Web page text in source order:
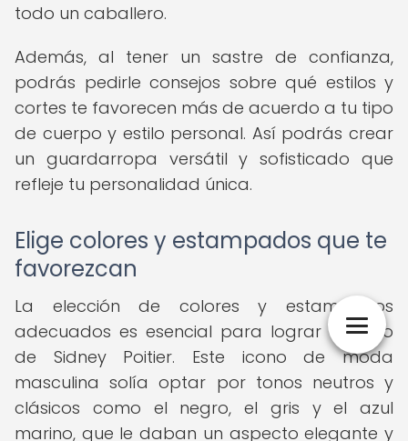
todo un caballero.
Además, al tener un sastre de confianza,
podrás pedirle consejos sobre qué estilos y
cortes te favorecen más de acuerdo a tu tipo
de cuerpo y estilo personal. Así podrás crear
un guardarropa versátil y sofisticado que
refleje tu personalidad única.
Elige colores y estampados que te
favorezcan
La elección de colores y estampados
adecuados es esencial para lograr el estilo
de Sidney Poitier. Este icono de moda
masculina solía optar por tonos neutros y
clásicos como el negro, el gris y el azul
marino, que le daban un aspecto elegante y